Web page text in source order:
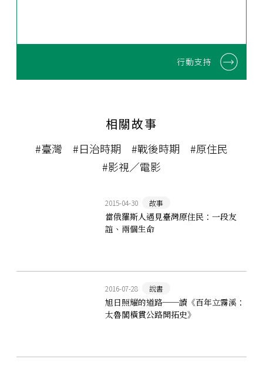
行動支持
相關故事
#臺灣 #日治時期 #戰後時期
#原住民
#影視／電影
2015-04-30 故事
當俄羅斯人遇見臺灣原住民：一段友
誼、兩個生命
2016-07-28 說書
旭日照耀的道路──讀《百年立霧溪：
太魯閣橫貫公路開拓史》